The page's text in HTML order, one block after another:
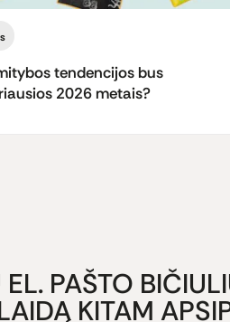
tendencijos bus
2026 metais?
PAŠTO
KITAM